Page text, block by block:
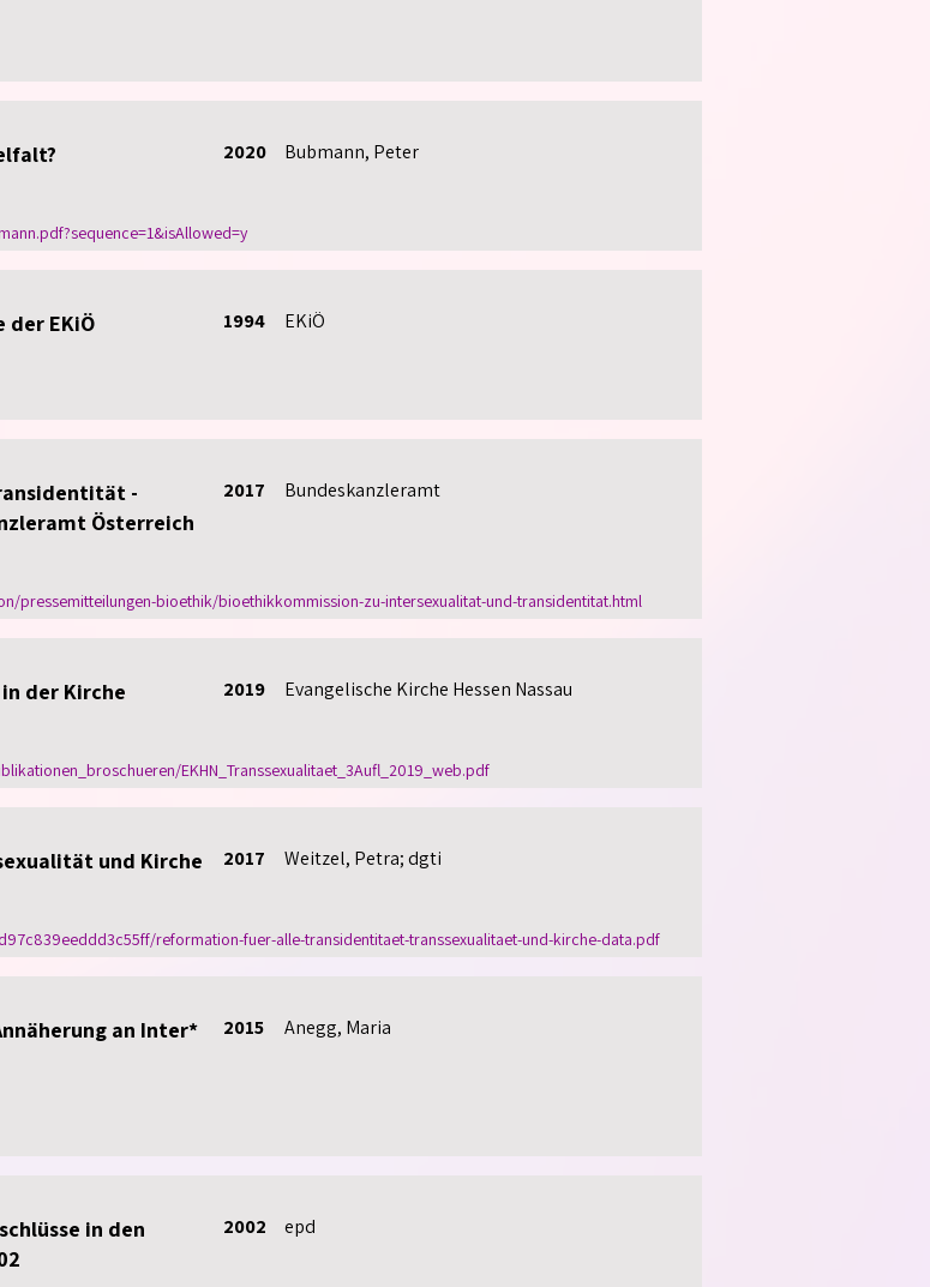
2020 Bubmann, Peter
der EKiÖ 1994 EKiÖ
-
Österreich
2017 Bundeskanzleramt
pressemitteilungen-bioethik/bioethikkommission-zu-intersexualitat-und-transidentitat.html
der Kirche 2019 Evangelische Kirche Hessen Nassau
EKHN_Transsexualitaet_3Aufl_2019_web.pdf
und Kirche 2017 Weitzel, Petra; dgti
reformation-fuer-alle-transidentitaet-transsexualitaet-und-kirche-data.pdf
an Inter*
2015 Anegg, Maria
in den
2002 epd